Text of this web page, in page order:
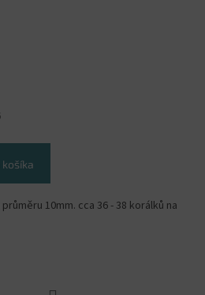
10mm. cca 36 - 38 korálků na